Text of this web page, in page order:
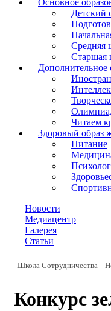
Основное
Детский
Средняя
Старшая
Дополнительное
Читаем
Здоровый образ
Питание
Новости
Медиацентр
Галерея
Статьи
Школа Сотрудничества
Конкурс